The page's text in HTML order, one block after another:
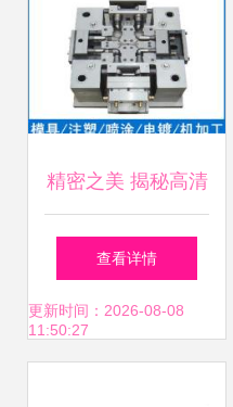
精密之美 揭秘高清
视角下的塑料模具
世界
查看详情
更新时间：2026-08-08
11:50:27